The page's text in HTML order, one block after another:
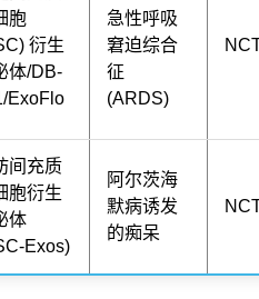
胞
衍生
体/DB-
ExoFlo
急性呼吸
窘迫综合
征
(ARDS)
间充质
胞衍生
体
Exos)
阿尔茨海
默病诱发
的痴呆